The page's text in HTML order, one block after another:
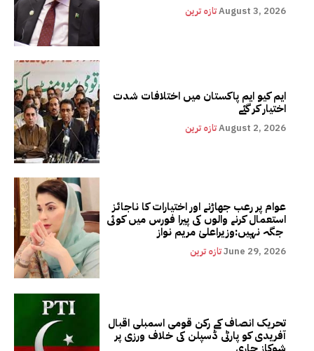
تازہ ترینAugust 3, 2026
ایم کیو ایم پاکستان میں اختلافات شدت
اختیار کر گئے
تازہ ترینAugust 2, 2026
عوام پر رعب جھاڑنے اور اختیارات کا ناجائز
استعمال کرنے والوں کی پیرا فورس میں کوئی
تازہ ترینJune 29, 2026
تحریک انصاف کے رکن قومی اسمبلی اقبال
آفریدی کو پارٹی ڈسپلن کی خلاف ورزی پر